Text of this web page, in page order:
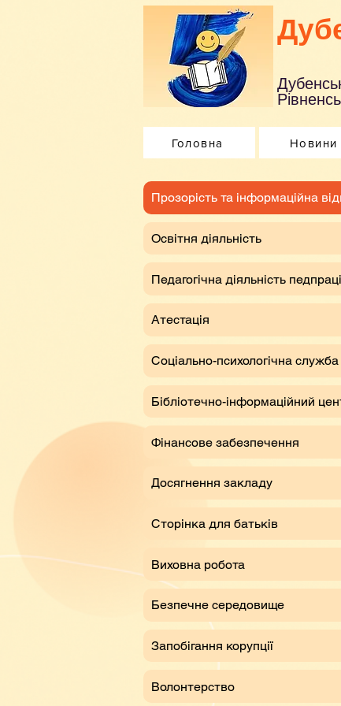
Головна Новини
​Прозорість та інформаційна
Освітня діяльність
Педагогічна діяльність
Атестація
Соціально-психологічна служба
Бібліотечно-інформаційний
Фінансове забезпечення
Досягнення закладу
Сторінка для батьків
Виховна робота
Безпечне середовище
Запобігання корупції
Волонтерство